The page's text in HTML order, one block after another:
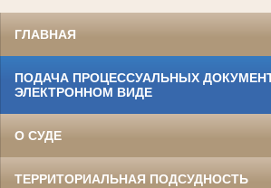
ГЛАВНАЯ
ПОДАЧА ПРОЦЕССУАЛЬНЫХ
ЭЛЕКТРОННОМ ВИДЕ
О СУДЕ
ТЕРРИТОРИАЛЬНАЯ ПОДСУДНОСТЬ